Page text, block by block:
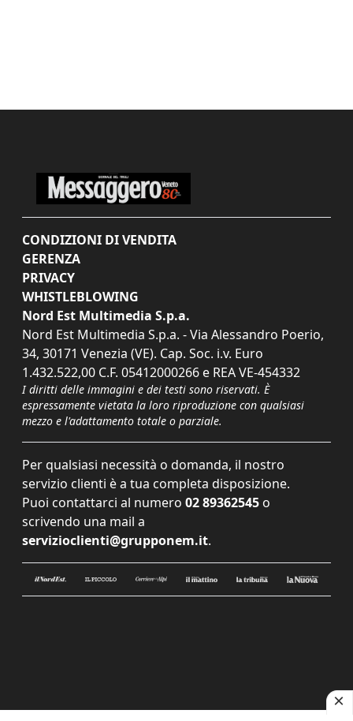
CONDIZIONI DI VENDITA
GERENZA
PRIVACY
WHISTLEBLOWING
Nord Est Multimedia S.p.a.
Nord Est Multimedia S.p.a. - Via Alessandro Poerio,
34, 30171 Venezia (VE). Cap. Soc. i.v. Euro
1.432.522,00 C.F. 05412000266 e REA VE-454332
I diritti delle immagini e dei testi sono riservati. È
espressamente vietata la loro riproduzione con qualsiasi
mezzo e l'adattamento totale o parziale.
Per qualsiasi necessità o domanda, il nostro
servizio clienti è a tua completa disposizione.
Puoi contattarci al numero 02 89362545 o
scrivendo una mail a
servizioclienti@grupponem.it.